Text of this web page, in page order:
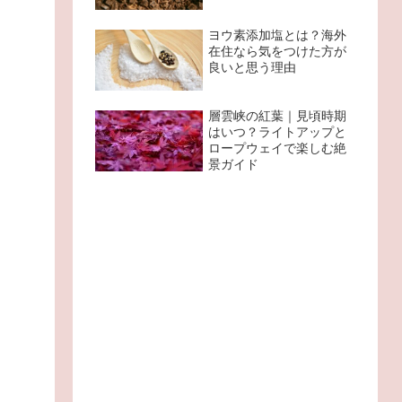
ヨウ素添加塩とは？海外
在住なら気をつけた方が
良いと思う理由
層雲峡の紅葉｜見頃時期
はいつ？ライトアップと
ロープウェイで楽しむ絶
景ガイド